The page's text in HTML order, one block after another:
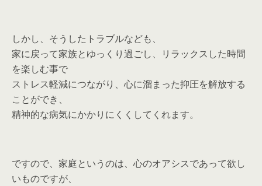
しかし、そうしたトラブルなども、
家に戻って家族とゆっくり過ごし、リラックスした時間
を楽しむ事で
ストレス軽減につながり、心に溜まった抑圧を解放する
ことができ、
精神的な病気にかかりにくくしてくれます。
ですので、家庭というのは、心のオアシスであって欲し
いものですが、